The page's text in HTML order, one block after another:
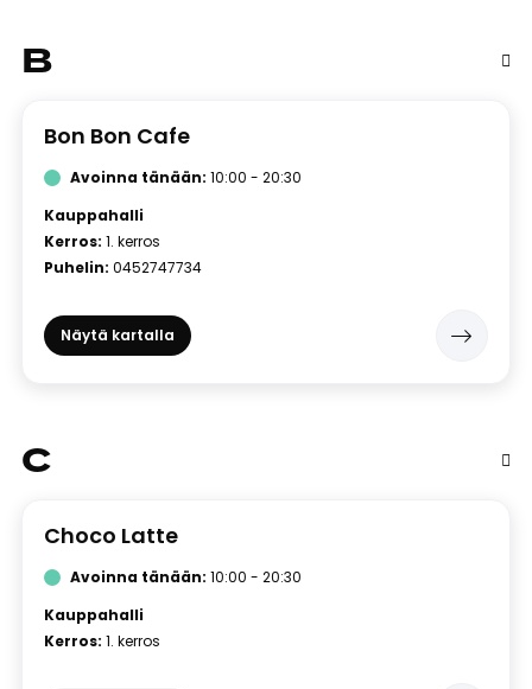
B
Bon Bon Cafe
Avoinna tänään: 10:00 - 20:30
Kauppahalli
Kerros: 1. kerros
Puhelin: 0452747734
Näytä kartalla
C
Choco Latte
Avoinna tänään: 10:00 - 20:30
Kauppahalli
Kerros: 1. kerros